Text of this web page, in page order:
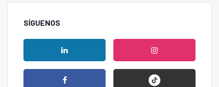
SÍGUENOS